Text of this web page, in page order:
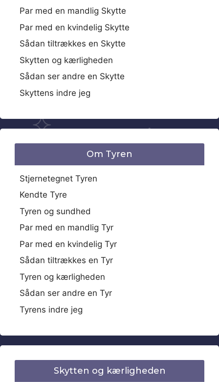
Par med en mandlig Skytte
Par med en kvindelig Skytte
Sådan tiltrækkes en Skytte
Skytten og kærligheden
Sådan ser andre en Skytte
Skyttens indre jeg
Om Tyren
Stjernetegnet Tyren
Kendte Tyre
Tyren og sundhed
Par med en mandlig Tyr
Par med en kvindelig Tyr
Sådan tiltrækkes en Tyr
Tyren og kærligheden
Sådan ser andre en Tyr
Tyrens indre jeg
Skytten og kærligheden